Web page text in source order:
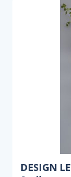
DESIGN